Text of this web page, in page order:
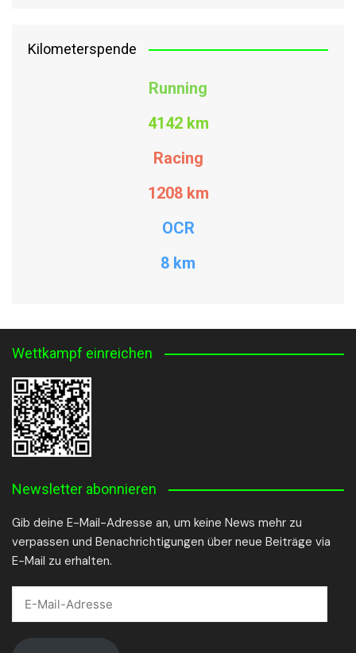
Kilometerspende
Running
4142 km
Racing
1208 km
OCR
8 km
Wettkampf einreichen
Newsletter abonnieren
Gib deine E-Mail-Adresse an, um keine News mehr zu
verpassen und Benachrichtigungen über neue Beiträge via
E-Mail zu erhalten.